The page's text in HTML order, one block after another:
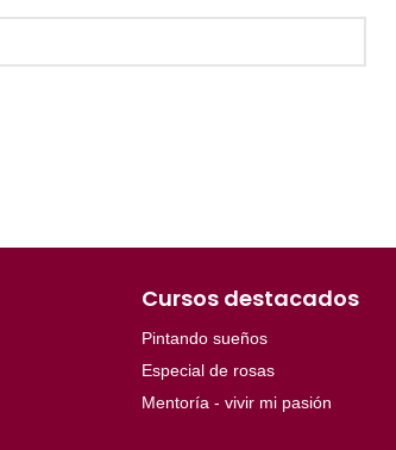
Cursos destacados
Pintando sueños
Especial de rosas
Mentoría - vivir mi pasión